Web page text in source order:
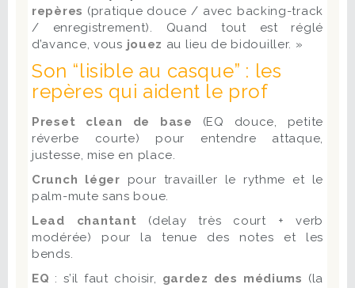
repères (pratique douce / avec backing-track
/ enregistrement). Quand tout est réglé
d’avance, vous jouez au lieu de bidouiller. »
Son “lisible au casque” : les
repères qui aident le prof
Preset clean de base (EQ douce, petite
réverbe courte) pour entendre attaque,
justesse, mise en place.
Crunch léger pour travailler le rythme et le
palm-mute sans boue.
Lead chantant (delay très court + verb
modérée) pour la tenue des notes et les
bends.
EQ : s’il faut choisir, gardez des médiums (la